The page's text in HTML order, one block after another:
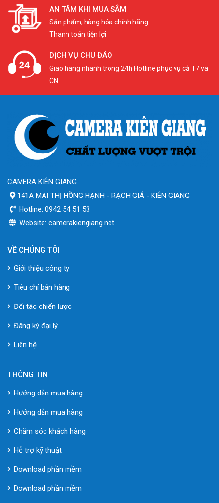
AN TÂM KHI MUA SẮM
Sản phẩm, hàng hóa chính hãng
Thanh toán tiện lợi
DỊCH VỤ CHU ĐÁO
Giao hàng nhanh trong 24h Hotline phục vụ cả T7 và
CN
CAMERA KIÊN GIANG
141A MAI THỊ HỒNG HẠNH - RẠCH GIÁ - KIÊN GIANG
Hotline: 0942 54 51 53
Website: camerakiengiang.net
VỀ CHÚNG TÔI
Giới thiệu công ty
Tiêu chí bán hàng
Đối tác chiến lược
Đăng ký đại lý
Liên hệ
THÔNG TIN
Hướng dẫn mua hàng
Hướng dẫn mua hàng
Chăm sóc khách hàng
Hỗ trợ kỹ thuật
Download phần mềm
Download phần mềm